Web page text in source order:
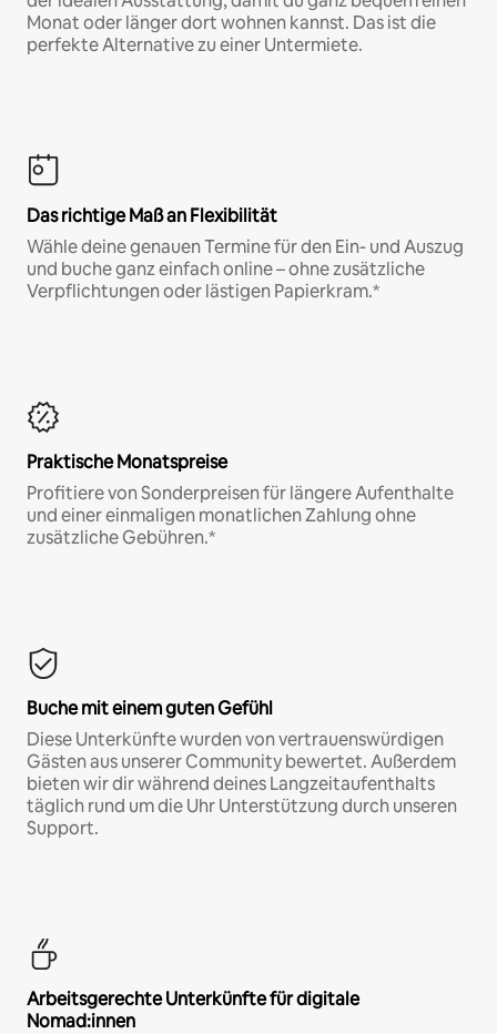
Monat oder länger dort wohnen kannst. Das ist die
perfekte Alternative zu einer Untermiete.
Das richtige Maß an Flexibilität
Wähle deine genauen Termine für den Ein- und Auszug
und buche ganz einfach online – ohne zusätzliche
Verpflichtungen oder lästigen Papierkram.*
Praktische Monatspreise
Profitiere von Sonderpreisen für längere Aufenthalte
und einer einmaligen monatlichen Zahlung ohne
zusätzliche Gebühren.*
Buche mit einem guten Gefühl
Diese Unterkünfte wurden von vertrauenswürdigen
Gästen aus unserer Community bewertet. Außerdem
bieten wir dir während deines Langzeitaufenthalts
täglich rund um die Uhr Unterstützung durch unseren
Support.
Arbeitsgerechte Unterkünfte für digitale
Nomad:innen